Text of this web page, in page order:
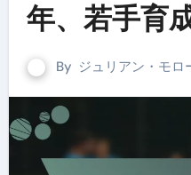
年、若手育
By ジュリアン・モロ